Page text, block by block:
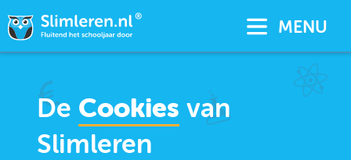
MENU
De Cookies van
Slimleren